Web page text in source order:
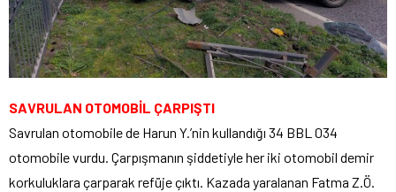
SAVRULAN OTOMOBİL ÇARPIŞTI
Savrulan otomobile de Harun Y.’nin kullandığı 34 BBL 034
otomobile vurdu. Çarpışmanın şiddetiyle her iki otomobil demir
korkuluklara çarparak refüje çıktı. Kazada yaralanan Fatma Z.Ö.